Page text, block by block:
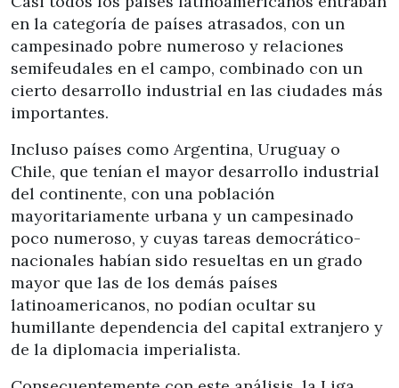
en la categoría de países atrasados, con un
campesinado pobre numeroso y relaciones
semifeudales en el campo, combinado con un
cierto desarrollo industrial en las ciudades más
importantes.
Incluso países como Argentina, Uruguay o
Chile, que tenían el mayor desarrollo industrial
del continente, con una población
mayoritariamente urbana y un campesinado
poco numeroso, y cuyas tareas democrático-
nacionales habían sido resueltas en un grado
mayor que las de los demás países
latinoamericanos, no podían ocultar su
humillante dependencia del capital extranjero y
de la diplomacia imperialista.